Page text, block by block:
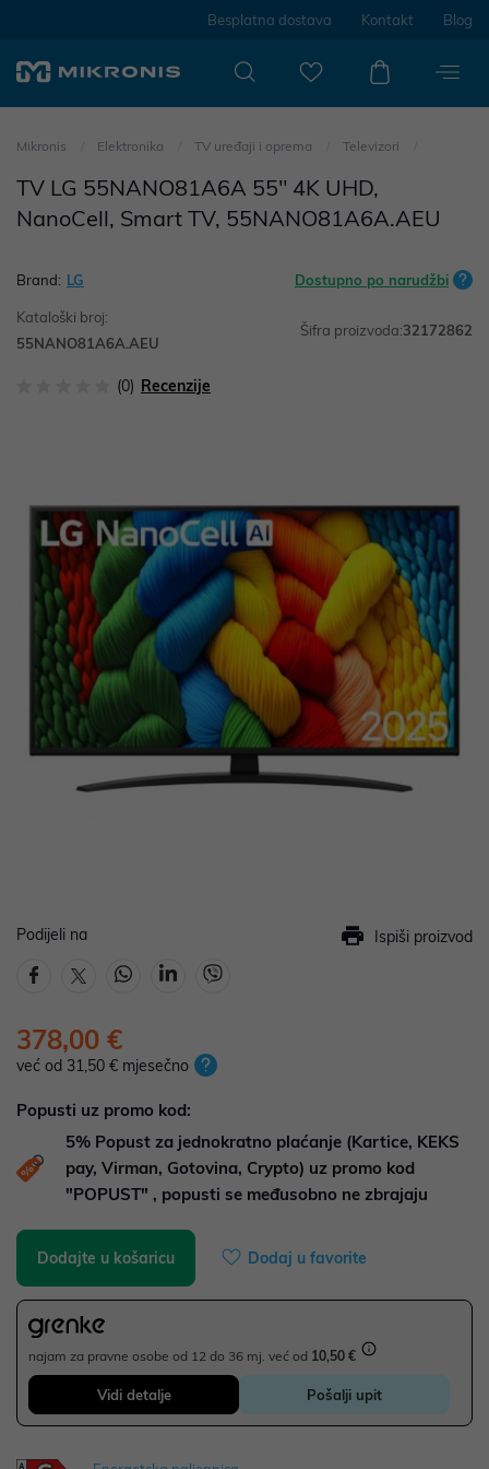
Besplatna dostava Kontakt Blog
Mikronis Elektronika TV uređaji i oprema Televizori
TV LG 55NANO81A6A 55" 4K UHD,
NanoCell, Smart TV, 55NANO81A6A.AEU
Brand: LG Dostupno po narudžbi
Kataloški broj:
55NANO81A6A.AEU
Šifra proizvoda:32172862
(0) Recenzije
Podijeli na Ispiši proizvod
378,00 €
već od 31,50 € mjesečno
Popusti uz promo kod:
5% Popust za jednokratno plaćanje (Kartice, KEKS
pay, Virman, Gotovina, Crypto) uz promo kod
"POPUST" , popusti se međusobno ne zbrajaju
Dodajte u košaricu Dodaj u favorite
najam za pravne osobe od 12 do 36 mj. već od 10,50 €
Vidi detalje Pošalji upit